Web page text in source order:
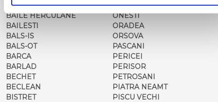
BAIA MARE
BAILE HERCULANE
BAILESTI
BALS-IS
BALS-OT
BARCA
BARLAD
BECHET
BECLEAN
BISTRET
OLTENITA
ONESTI
ORADEA
ORSOVA
PASCANI
PERICEI
PERISOR
PETROSANI
PIATRA NEAMT
PISCU VECHI